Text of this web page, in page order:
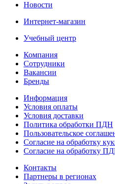
Новости
Интернет-магазин
Учебный центр
Компания
Сотрудники
Вакансии
Бренды
Информация
Условия оплаты
Условия доставки
Политика обработки ПДН
Пользовательское
Согласие на обработку
Согласие на обработку
Контакты
Партнеры в регионах